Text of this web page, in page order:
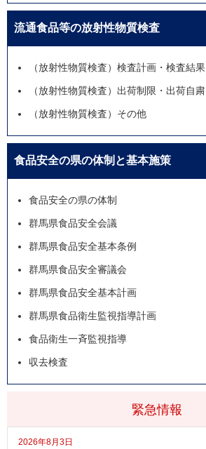
緊急情報
2026年8月3日
流通食品等の放射性物質検査
（放射性物質検査）検査計画・検査結果
（放射性物質検査）出荷制限・出荷自粛
（放射性物質検査）その他
食品安全の県の体制と基本施策
食品安全の県の体制
群馬県食品安全会議
群馬県食品安全基本条例
群馬県食品安全審議会
群馬県食品安全基本計画
群馬県食品衛生監視指導計画
食品衛生一斉監視指導
収去検査